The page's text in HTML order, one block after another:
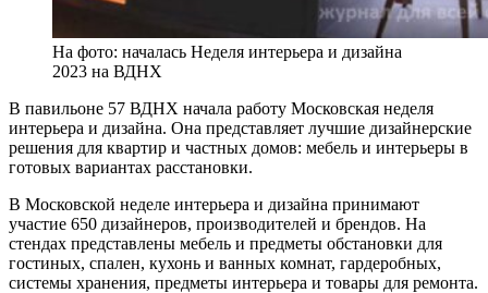
На фото: началась Неделя интерьера и дизайна
2023 на ВДНХ
В павильоне 57 ВДНХ начала работу Московская неделя
интерьера и дизайна. Она представляет лучшие дизайнерские
решения для квартир и частных домов: мебель и интерьеры в
готовых вариантах расстановки.
В Московской неделе интерьера и дизайна принимают
участие 650 дизайнеров, производителей и брендов. На
стендах представлены мебель и предметы обстановки для
гостиных, спален, кухонь и ванных комнат, гардеробных,
системы хранения, предметы интерьера и товары для ремонта.